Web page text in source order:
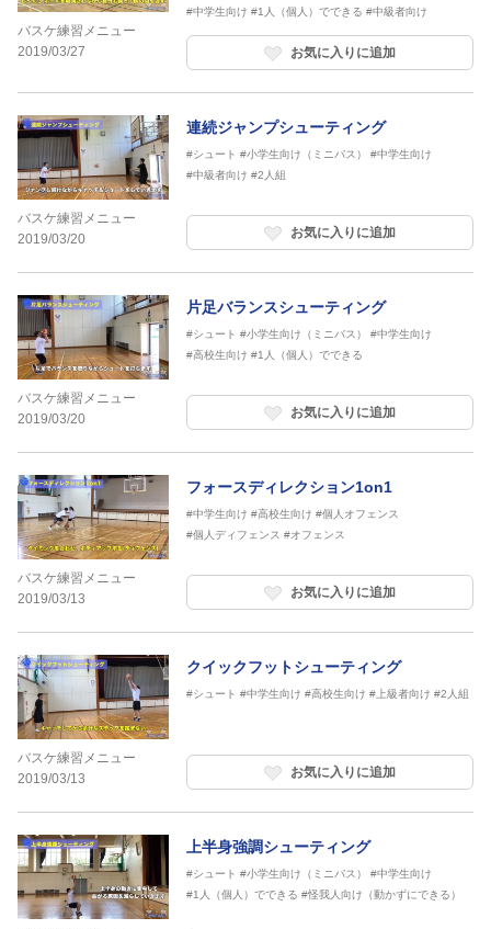
バスケ練習メニュー
2019/03/27
#中学生向け #1人（個人）でできる #中級者向け
お気に入りに追加
バスケ練習メニュー
2019/03/20
連続ジャンプシューティング
#シュート #小学生向け（ミニバス）
#中学生向け
#中級者向け #2人組
お気に入りに追加
バスケ練習メニュー
2019/03/20
片足バランスシューティング
#シュート #小学生向け（ミニバス）
#中学生向け
#高校生向け #1人（個人）でできる
お気に入りに追加
バスケ練習メニュー
2019/03/13
フォースディレクション1on1
#中学生向け #高校生向け #個人オフェンス
#個人ディフェンス #オフェンス
お気に入りに追加
バスケ練習メニュー
2019/03/13
クイックフットシューティング
#シュート #中学生向け #高校生向け #上級者向け #2人組
お気に入りに追加
上半身強調シューティング
#シュート #小学生向け（ミニバス）
#中学生向け
#1人（個人）でできる #怪我人向け（動かずにできる）